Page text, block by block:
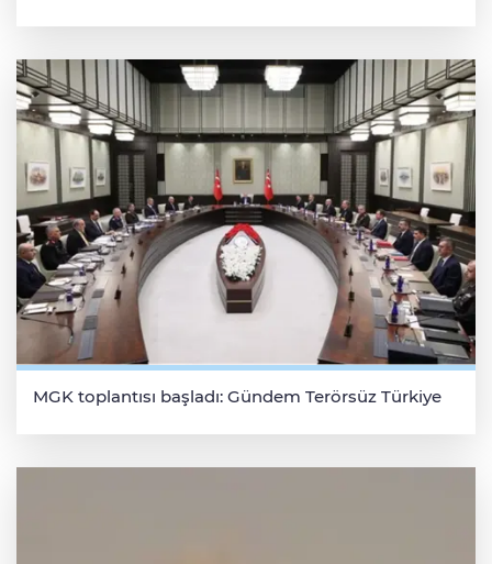
MGK toplantısı başladı: Gündem Terörsüz Türkiye